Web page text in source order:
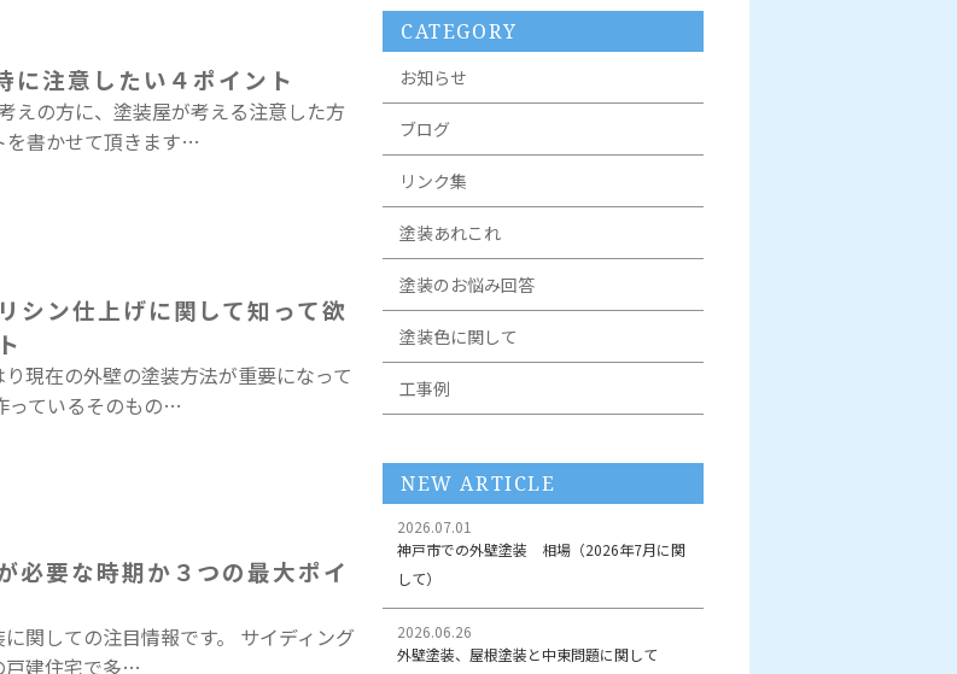
に注意したい４ポイント
えの方に、塗装屋が考える注意した方
を書かせて頂きます…
ン仕上げに関して知って欲
現在の外壁の塗装方法が重要になって
っているそのもの…
必要な時期か３つの最大ポイ
関しての注目情報です。 サイディング
戸建住宅で多…
CATEGORY
お知らせ
ブログ
リンク集
塗装あれこれ
塗装のお悩み回答
塗装色に関して
工事例
NEW ARTICLE
2026.07.01
神戸市での外壁塗装 相場（2026年7月に関
して）
2026.06.26
外壁塗装、屋根塗装と中東問題に関して